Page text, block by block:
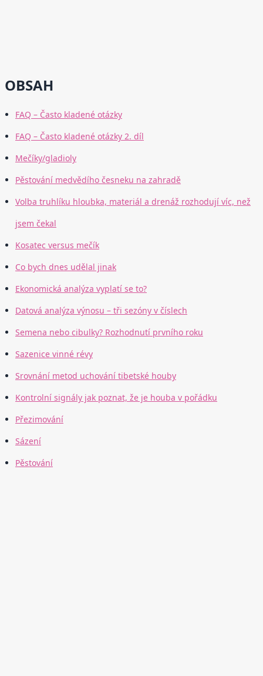
OBSAH
FAQ – Často kladené otázky
FAQ – Často kladené otázky 2. díl
Mečíky/gladioly
Pěstování medvědího česneku na zahradě
Volba truhlíku hloubka, materiál a drenáž rozhodují víc, než
jsem čekal
Kosatec versus mečík
Co bych dnes udělal jinak
Ekonomická analýza vyplatí se to?
Datová analýza výnosu – tři sezóny v číslech
Semena nebo cibulky? Rozhodnutí prvního roku
Sazenice vinné révy
Srovnání metod uchování tibetské houby
Kontrolní signály jak poznat, že je houba v pořádku
Přezimování
Sázení
Pěstování